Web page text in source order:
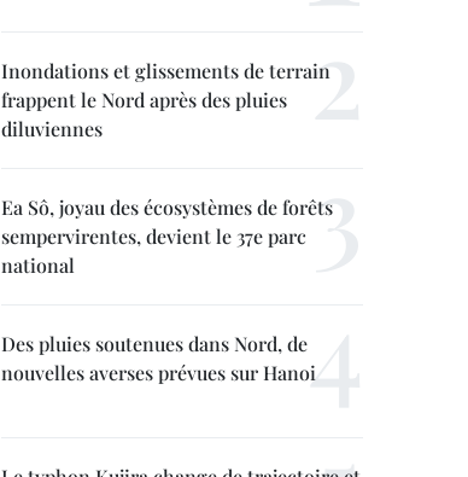
Inondations et glissements de terrain
frappent le Nord après des pluies
diluviennes
Ea Sô, joyau des écosystèmes de forêts
sempervirentes, devient le 37e parc
national
Des pluies soutenues dans Nord, de
nouvelles averses prévues sur Hanoi